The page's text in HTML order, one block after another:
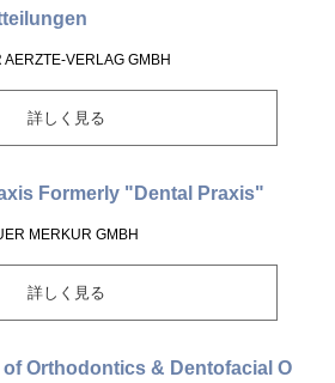
AERZTE-VERLAG GMBH
詳しく見る
Formerly "Dental Praxis"
MERKUR GMBH
詳しく見る
Orthodontics & Dentofacial O